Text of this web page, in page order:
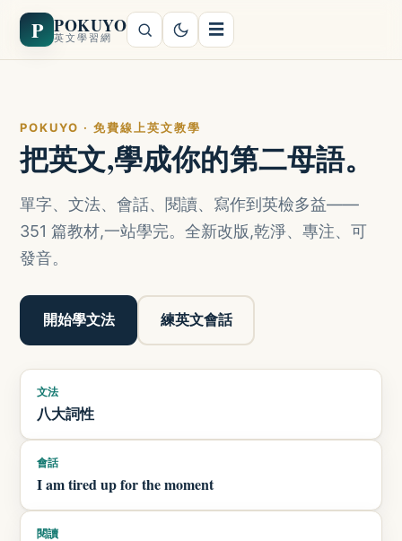
P POKUYO
英文學習網 ☰
POKUYO · 免費線上英文教學
把英文,學成你的第二母語。
單字、文法、會話、閱讀、寫作到英檢多益——
351 篇教材,一站學完。全新改版,乾淨、專注、可
發音。
開始學文法 練英文會話
文法
八大詞性
會話
I am tired up for the moment
閱讀